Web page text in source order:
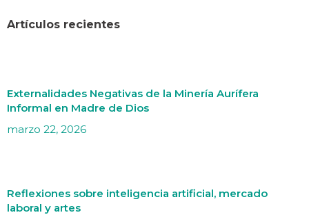
Artículos recientes
Externalidades Negativas de la Minería Aurífera
Informal en Madre de Dios
marzo 22, 2026
Reflexiones sobre inteligencia artificial, mercado
laboral y artes